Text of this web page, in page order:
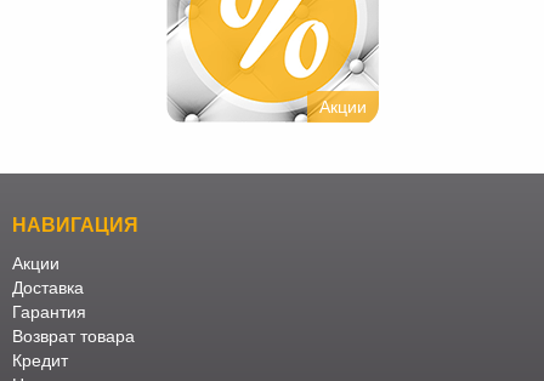
Акции
НАВИГАЦИЯ
Акции
Доставка
Гарантия
Возврат товара
Кредит